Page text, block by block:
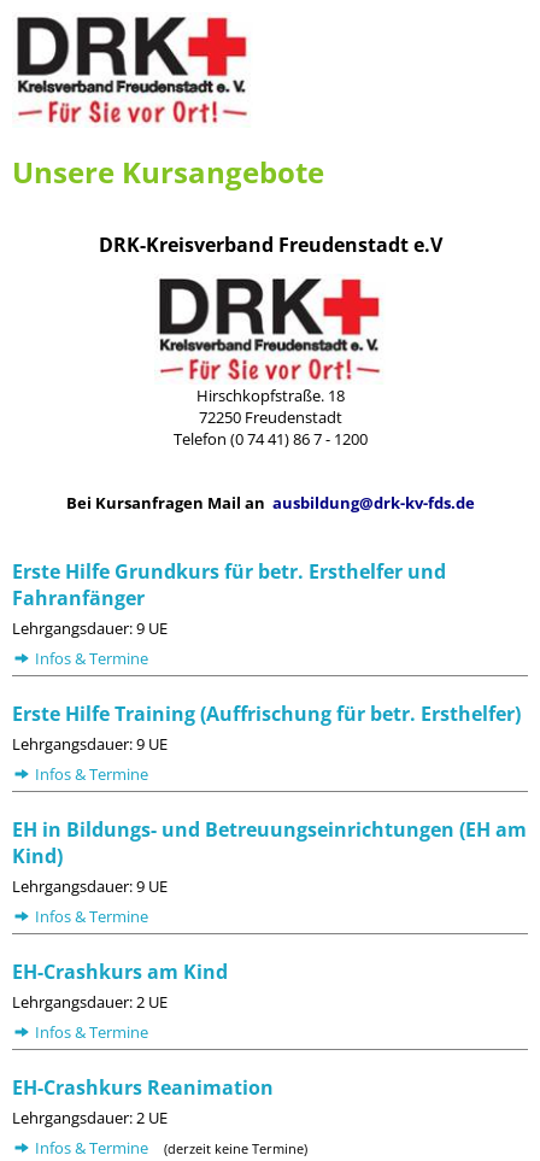
Unsere Kursangebote
DRK-Kreisverband Freudenstadt e.V
Hirschkopfstraße. 18
72250 Freudenstadt
Telefon (0 74 41) 86 7 - 1200
Bei Kursanfragen Mail an ausbildung@drk-kv-fds.de
Erste Hilfe Grundkurs für betr. Ersthelfer und
Fahranfänger
Lehrgangsdauer: 9 UE
Infos & Termine
Erste Hilfe Training (Auffrischung für betr. Ersthelfer)
Lehrgangsdauer: 9 UE
Infos & Termine
EH in Bildungs- und Betreuungseinrichtungen (EH am
Kind)
Lehrgangsdauer: 9 UE
Infos & Termine
EH-Crashkurs am Kind
Lehrgangsdauer: 2 UE
Infos & Termine
EH-Crashkurs Reanimation
Lehrgangsdauer: 2 UE
Infos & Termine
(derzeit keine Termine)